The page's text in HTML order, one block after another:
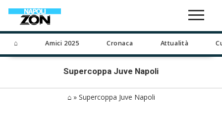
⌂ Amici 2025 Cronaca Attualità
Supercoppa Juve Napoli
⌂» Supercoppa Juve Napoli